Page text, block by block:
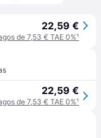
22,59 €
de 7,53 € TAE 0%¹
22,59 €
de 7,53 € TAE 0%¹